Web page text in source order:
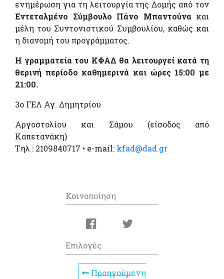
ενημέρωση για τη λειτουργία της Δομής από τον
Εντεταλμένο Σύμβουλο Πάνο Μπαντούνα και
μέλη του Συντονιστικού Συμβουλίου, καθώς και
η διανομή του προγράμματος.
Η γραμματεία του ΚΦΑΔ θα λειτουργεί κατά τη
θερινή περίοδο καθημερινά και ώρες 15:00 με
21:00.
3ο ΓΕΛ Αγ. Δημητρίου
Αργοστολίου και Σάμου (είσοδος από
Καπετανάκη)
Τηλ.: 2109840717 • e-mail: kfad@dad.gr
Κοινοποίηση
Επιλογές
Προηγούμενη